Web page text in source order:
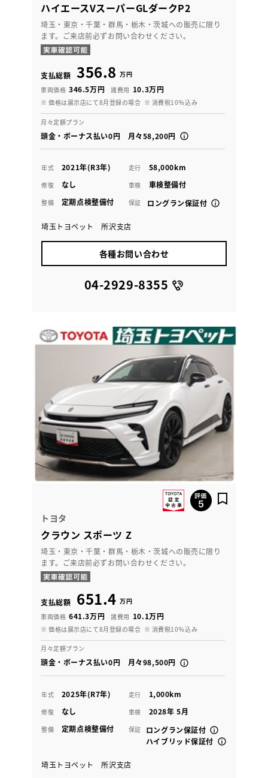
ハイエースVスーパーGLダークP2
埼玉・東京・千葉・群馬・栃木・茨城への販売に限り
ます。ご来店前必ずお問い合わせください。
支払総額 356.8 万円
車両価格 346.5万円 諸費用 10.3万円
※ 価格は展示店にて8月登録の場合 ※ 消費税10％込み
月々定額プラン
頭金・ボーナス払い0円 月々58,200円
年式 2021年(R3年) 走行 58,000km
修復 なし 車検 車検整備付
整備 定期点検整備付 保証 ロングラン保証付
埼玉トヨペット 所沢支店
各種お問い合わせ
04-2929-8355
トヨタ
クラウン スポーツ Z
埼玉・東京・千葉・群馬・栃木・茨城への販売に限り
ます。ご来店前必ずお問い合わせください。
支払総額 651.4 万円
車両価格 641.3万円 諸費用 10.1万円
※ 価格は展示店にて8月登録の場合 ※ 消費税10％込み
月々定額プラン
頭金・ボーナス払い0円 月々98,500円
年式 2025年(R7年) 走行 1,000km
修復 なし 車検 2028年 5月
整備 定期点検整備付 保証
ロングラン保証付
ハイブリッド保証付
埼玉トヨペット 所沢支店